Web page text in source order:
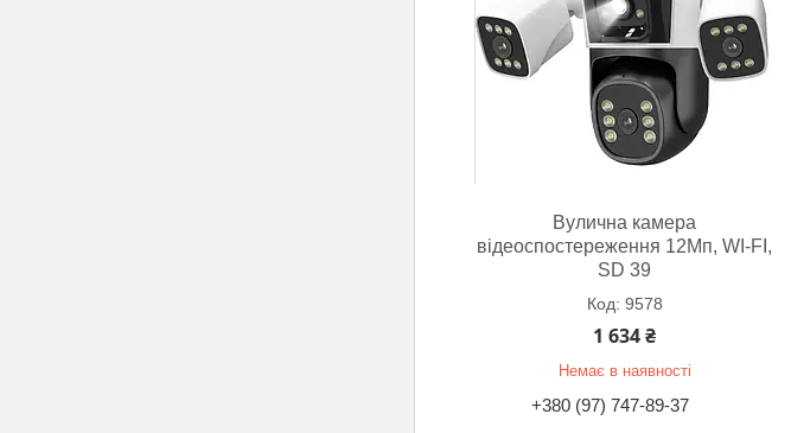
Вулична камера
відеоспостереження 12Мп, WI-FI,
SD 39
9578
1 634 ₴
Немає в наявності
+380 (97) 747-89-37